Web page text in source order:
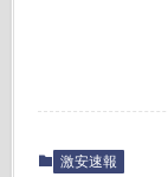
激安速報